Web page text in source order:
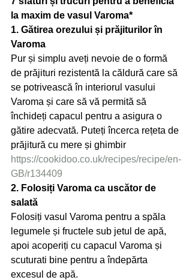
la maxim de vasul Varoma*
1. Gătirea orezului și prăjiturilor în
Varoma
Pur și simplu aveți nevoie de o formă
de prăjituri rezistentă la căldură care să
se potrivească în interiorul vasului
Varoma și care să vă permită să
închideți capacul pentru a asigura o
gătire adecvată. Puteți încerca rețeta de
prăjitură cu mere și ghimbir
https://cookidoo.co.uk/recipes/recipe/en-
GB/r134409
2. Folosiți Varoma ca uscător de
salată
Folosiți vasul Varoma pentru a spăla
legumele și fructele sub jetul de apă,
apoi acoperiți cu capacul Varoma și
scuturati bine pentru a îndepărta
excesul de apă.